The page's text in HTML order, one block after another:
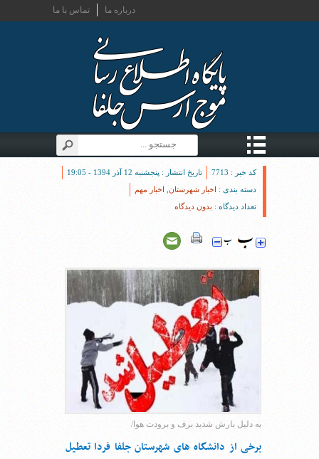
تماس با ما درباره ما
کد خبر : 7713
تاریخ انتشار : پنجشنبه 12 آذر 1394 - 19:05
دسته بندی : اخبار شهرستان اخبار مهم
تعداد دیدگاه : بدون دیدگاه
به دلیل بارش شدید برف و برودت هوا/
برخی از دانشگاه های شهرستان جلفا فردا تعطیل